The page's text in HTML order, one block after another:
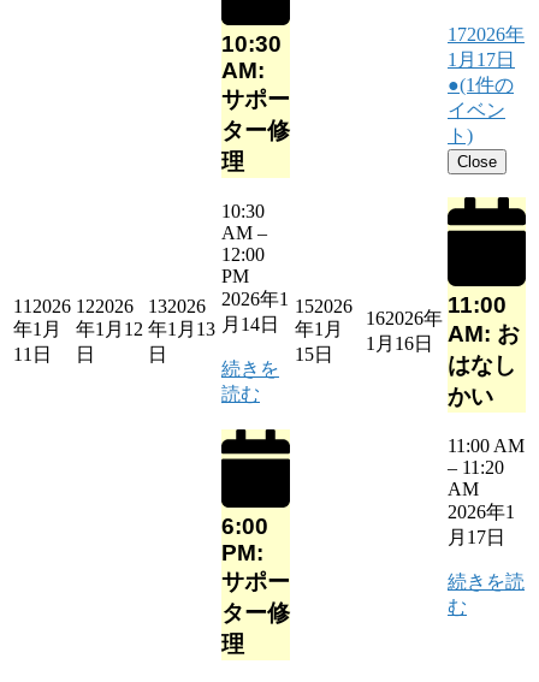
11 2026
年1月
11日
122026
年1月12
日
132026
年1月13
日
10:30
AM:
サポー
ター修
理
10:30
AM –
12:00
PM
2026年1
月14日
続きを
読む
6:00
PM:
サポー
ター修
理
152026
年1月
15日
162026年
1月16日
172026年
1月17日
●(1件の
イベン
ト)
Close
11:00
AM: お
はなし
かい
11:00 AM
– 11:20
AM
2026年1
月17日
続きを読
む